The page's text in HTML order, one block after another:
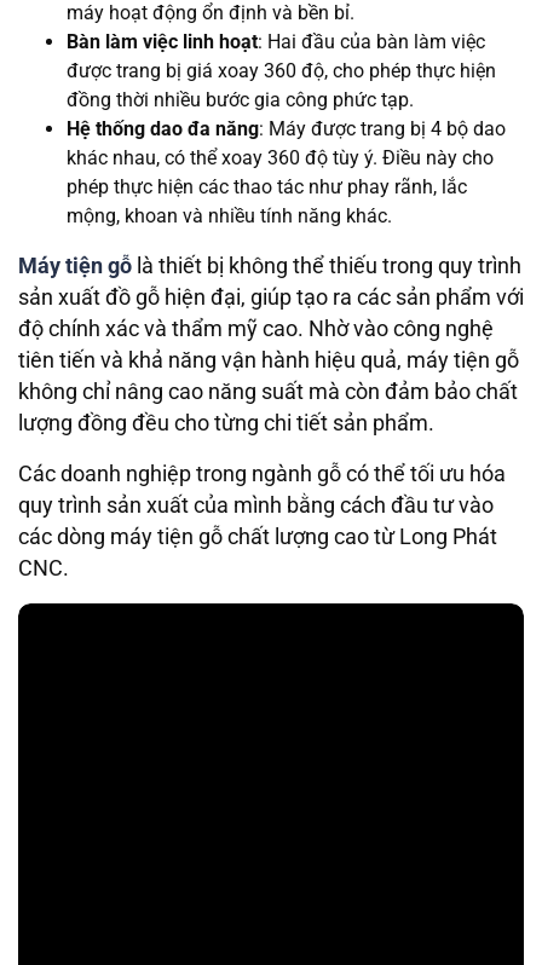
máy hoạt động ổn định và bền bỉ.
Bàn làm việc linh hoạt: Hai đầu của bàn làm việc
được trang bị giá xoay 360 độ, cho phép thực hiện
đồng thời nhiều bước gia công phức tạp.
Hệ thống dao đa năng: Máy được trang bị 4 bộ dao
khác nhau, có thể xoay 360 độ tùy ý. Điều này cho
phép thực hiện các thao tác như phay rãnh, lắc
mộng, khoan và nhiều tính năng khác.
Máy tiện gỗ là thiết bị không thể thiếu trong quy trình
sản xuất đồ gỗ hiện đại, giúp tạo ra các sản phẩm với
độ chính xác và thẩm mỹ cao. Nhờ vào công nghệ
tiên tiến và khả năng vận hành hiệu quả, máy tiện gỗ
không chỉ nâng cao năng suất mà còn đảm bảo chất
lượng đồng đều cho từng chi tiết sản phẩm.
Các doanh nghiệp trong ngành gỗ có thể tối ưu hóa
quy trình sản xuất của mình bằng cách đầu tư vào
các dòng máy tiện gỗ chất lượng cao từ Long Phát
CNC.